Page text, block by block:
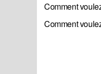
Comment
Comment